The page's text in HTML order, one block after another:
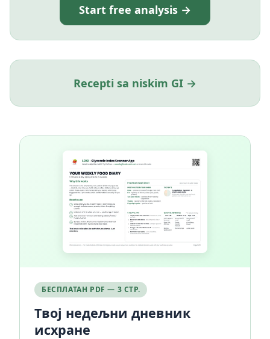
Start free analysis →
Recepti sa niskim GI →
БЕСПЛАТАН PDF — 3 СТР.
Твој недељни дневник
исхране